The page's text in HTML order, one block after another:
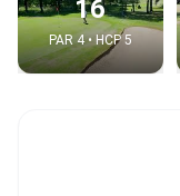
16
PAR 4 • HCP 5